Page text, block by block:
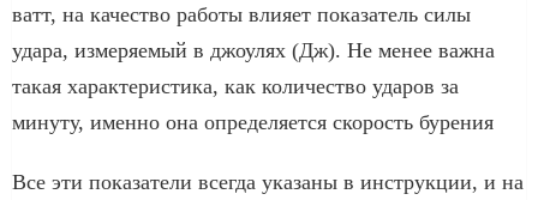
ватт, на качество работы влияет показатель силы
удара, измеряемый в джоулях (Дж). Не менее важна
такая характеристика, как количество ударов за
минуту, именно она определяется скорость бурения
Все эти показатели всегда указаны в инструкции, и на